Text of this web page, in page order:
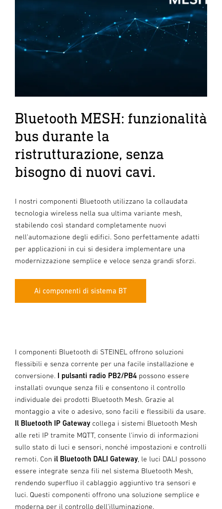
Bluetooth MESH: funzionalità
bus durante la
ristrutturazione, senza
bisogno di nuovi cavi.
I nostri componenti Bluetooth utilizzano la collaudata
tecnologia wireless nella sua ultima variante mesh,
stabilendo così standard completamente nuovi
nell'automazione degli edifici. Sono perfettamente adatti
per applicazioni in cui si desidera implementare una
modernizzazione semplice e veloce senza grandi sforzi.
Ai componenti di sistema BT
I componenti Bluetooth di STEINEL offrono soluzioni
flessibili e senza corrente per una facile installazione e
conversione. I pulsanti radio PB2/PB4 possono essere
installati ovunque senza fili e consentono il controllo
individuale dei prodotti Bluetooth Mesh. Grazie al
montaggio a vite o adesivo, sono facili e flessibili da usare.
Il Bluetooth IP Gateway collega i sistemi Bluetooth Mesh
alle reti IP tramite MQTT, consente l'invio di informazioni
sullo stato di luci e sensori, nonché impostazioni e controlli
remoti. Con il Bluetooth DALI Gateway , le luci DALI possono
essere integrate senza fili nel sistema Bluetooth Mesh,
rendendo superfluo il cablaggio aggiuntivo tra sensori e
luci. Questi componenti offrono una soluzione semplice e
moderna per il controllo dell'illuminazione.